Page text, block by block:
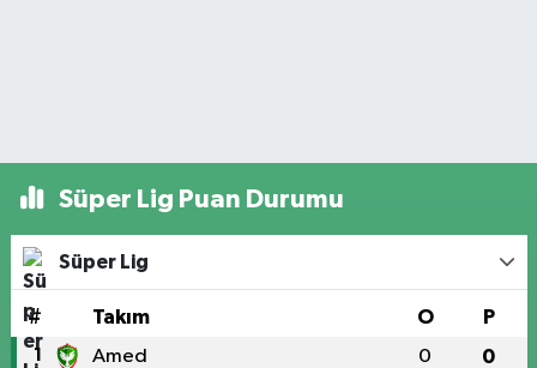
Süper Lig Puan Durumu
Süper Lig
# Takım O P
1 Amed 0 0